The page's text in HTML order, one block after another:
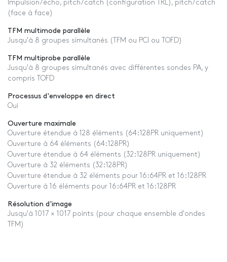
Impulsion/écho, pitch/catch (configuration TRL), pitch/catch
(face à face)
TFM multimode parallèle
Jusqu'à 8 groupes simultanés (TFM ou PCI ou TOFD)
TFM multiprobe parallèle
Jusqu'à 8 groupes simultanés avec différentes sondes PA, y
compris TOFD
Processus d'enveloppe en direct
Oui
Ouverture maximale
Ouverture étendue à 128 éléments (64:128PR uniquement)
Ouverture à 64 éléments (64:128PR)
Ouverture étendue à 64 éléments (32:128PR uniquement)
Ouverture à 32 éléments (32:128PR)
Ouverture étendue à 32 éléments pour 16:64PR et 16:128PR
Ouverture à 16 éléments pour 16:64PR et 16:128PR
Résolution d'image
Jusqu'à 1017 × 1017 points (pour chaque ensemble d'ondes
TFM)